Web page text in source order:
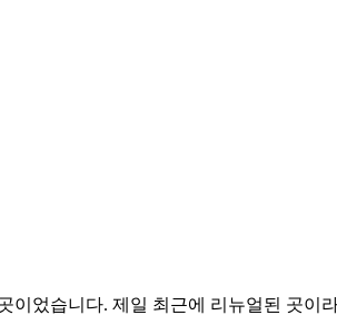
었습니다. 제일 최근에 리뉴얼된 곳